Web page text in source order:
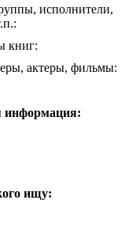
исполнители,
книг:
актеры, фильмы:
информация:
ищу: